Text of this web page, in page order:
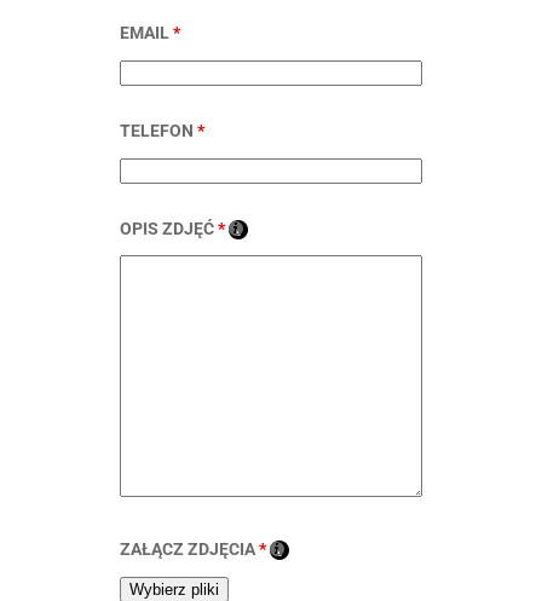
EMAIL*
TELEFON *
OPIS ZDJĘĆ*
ZAŁĄCZ ZDJĘCIA*
Wybierz pliki